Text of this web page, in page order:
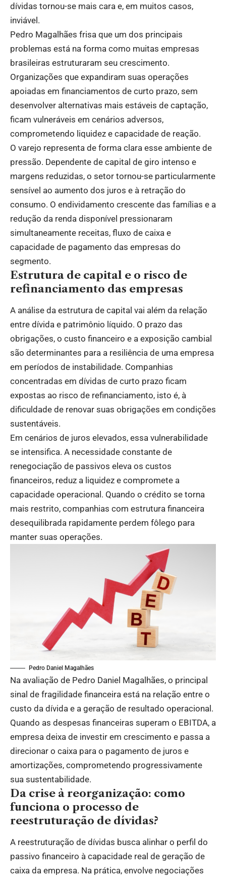
dívidas tornou-se mais cara e, em muitos casos,
inviável.
Pedro Magalhães frisa que um dos principais
problemas está na forma como muitas empresas
brasileiras estruturaram seu crescimento.
Organizações que expandiram suas operações
apoiadas em financiamentos de curto prazo, sem
desenvolver alternativas mais estáveis de captação,
ficam vulneráveis em cenários adversos,
comprometendo liquidez e capacidade de reação.
O varejo representa de forma clara esse ambiente de
pressão. Dependente de capital de giro intenso e
margens reduzidas, o setor tornou-se particularmente
sensível ao aumento dos juros e à retração do
consumo. O endividamento crescente das famílias e a
redução da renda disponível pressionaram
simultaneamente receitas, fluxo de caixa e
capacidade de pagamento das empresas do
segmento.
Estrutura de capital e o risco de
refinanciamento das empresas
A análise da estrutura de capital vai além da relação
entre dívida e patrimônio líquido. O prazo das
obrigações, o custo financeiro e a exposição cambial
são determinantes para a resiliência de uma empresa
em períodos de instabilidade. Companhias
concentradas em dívidas de curto prazo ficam
expostas ao risco de refinanciamento, isto é, à
dificuldade de renovar suas obrigações em condições
sustentáveis.
Em cenários de juros elevados, essa vulnerabilidade
se intensifica. A necessidade constante de
renegociação de passivos eleva os custos
financeiros, reduz a liquidez e compromete a
capacidade operacional. Quando o crédito se torna
mais restrito, companhias com estrutura financeira
desequilibrada rapidamente perdem fôlego para
manter suas operações.
Pedro Daniel Magalhães
Na avaliação de Pedro Daniel Magalhães, o principal
sinal de fragilidade financeira está na relação entre o
custo da dívida e a geração de resultado operacional.
Quando as despesas financeiras superam o EBITDA, a
empresa deixa de investir em crescimento e passa a
direcionar o caixa para o pagamento de juros e
amortizações, comprometendo progressivamente
sua sustentabilidade.
Da crise à reorganização: como
funciona o processo de
reestruturação de dívidas?
A reestruturação de dívidas busca alinhar o perfil do
passivo financeiro à capacidade real de geração de
caixa da empresa. Na prática, envolve negociações